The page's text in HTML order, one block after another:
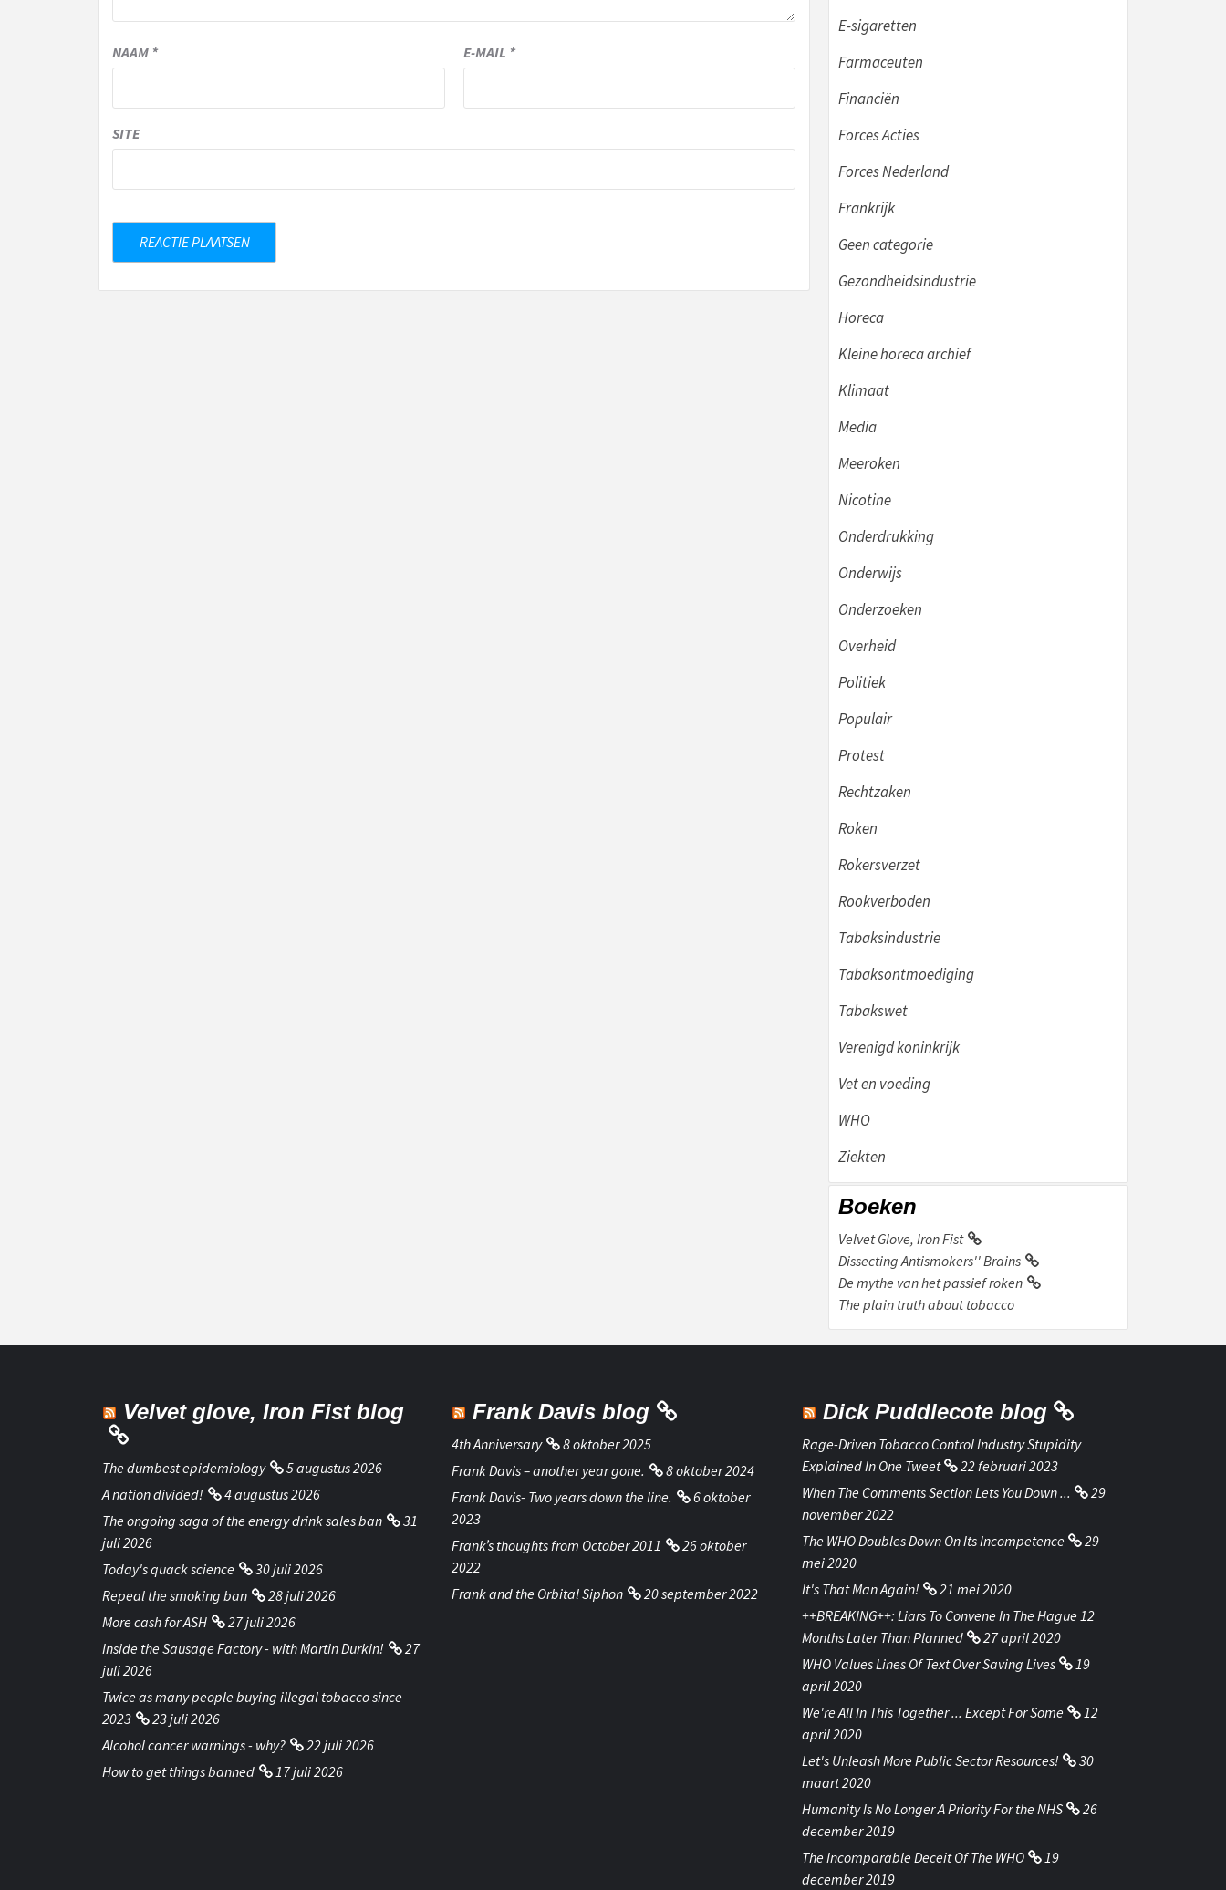
NAAM * E-MAIL *
SITE
E-sigaretten
Farmaceuten
Financiën
Forces Acties
Forces Nederland
Frankrijk
Geen categorie
Gezondheidsindustrie
Horeca
Kleine horeca archief
Klimaat
Media
Meeroken
Nicotine
Onderdrukking
Onderwijs
Onderzoeken
Overheid
Politiek
Populair
Protest
Rechtzaken
Roken
Rokersverzet
Rookverboden
Tabaksindustrie
Tabaksontmoediging
Tabakswet
Verenigd koninkrijk
Vet en voeding
WHO
Ziekten
Boeken
Velvet Glove, Iron Fist
Dissecting Antismokers'' Brains
De mythe van het passief roken
The plain truth about tobacco
Velvet glove, Iron Fist blog
The dumbest epidemiology
5 augustus 2026
A nation divided!
4 augustus 2026
The ongoing saga of the energy drink sales ban
31
juli 2026
Today's quack science
30 juli 2026
Repeal the smoking ban
28 juli 2026
More cash for ASH
27 juli 2026
Inside the Sausage Factory - with Martin Durkin!
27
juli 2026
Twice as many people buying illegal tobacco since
2023
23 juli 2026
Alcohol cancer warnings - why?
22 juli 2026
How to get things banned
17 juli 2026
Frank Davis blog
4th Anniversary
8 oktober 2025
Frank Davis – another year gone.
8 oktober 2024
Frank Davis- Two years down the line.
6 oktober
2023
Frank’s thoughts from October 2011
26 oktober
2022
Frank and the Orbital Siphon
20 september 2022
Dick Puddlecote blog
Rage-Driven Tobacco Control Industry Stupidity
Explained In One Tweet
22 februari 2023
When The Comments Section Lets You Down ...
29
november 2022
The WHO Doubles Down On Its Incompetence
29
mei 2020
It's That Man Again!
21 mei 2020
++BREAKING++: Liars To Convene In The Hague 12
Months Later Than Planned
27 april 2020
WHO Values Lines Of Text Over Saving Lives
19
april 2020
We're All In This Together ... Except For Some
12
april 2020
Let's Unleash More Public Sector Resources!
30
maart 2020
Humanity Is No Longer A Priority For the NHS
26
december 2019
The Incomparable Deceit Of The WHO
19
december 2019